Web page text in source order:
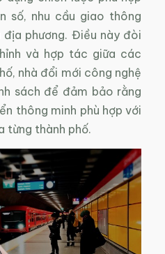
số, nhu cầu giao thông
phương. Điều này đòi
và hợp tác giữa các
nhà đổi mới công nghệ
sách để đảm bảo rằng
thông minh phù hợp với
từng thành phố.